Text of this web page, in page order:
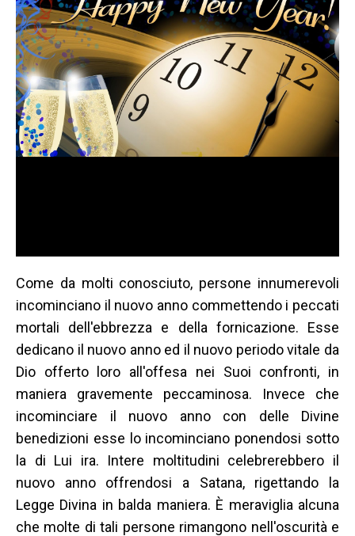
Come da molti conosciuto, persone innumerevoli
incominciano il nuovo anno commettendo i peccati
mortali dell'ebbrezza e della fornicazione. Esse
dedicano il nuovo anno ed il nuovo periodo vitale da
Dio offerto loro all'offesa nei Suoi confronti, in
maniera gravemente peccaminosa. Invece che
incominciare il nuovo anno con delle Divine
benedizioni esse lo incominciano ponendosi sotto
la di Lui ira. Intere moltitudini celebrerebbero il
nuovo anno offrendosi a Satana, rigettando la
Legge Divina in balda maniera. È meraviglia alcuna
che molte di tali persone rimangono nell'oscurità e